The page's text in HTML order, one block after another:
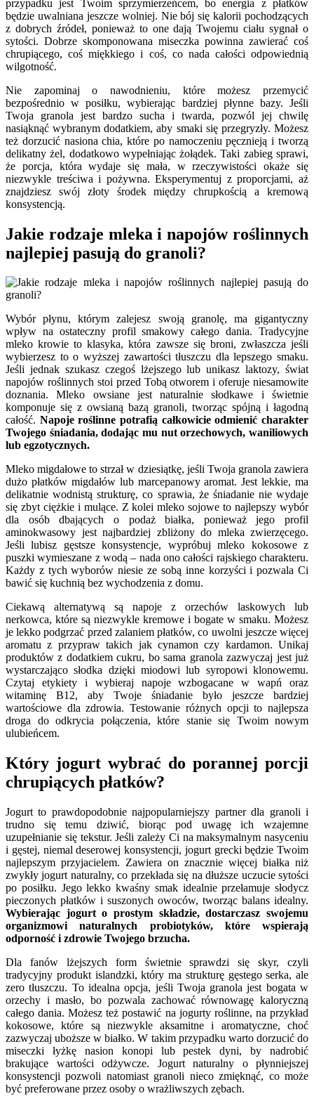
przypadku jest Twoim sprzymierzeńcem, bo energia z płatków
będzie uwalniana jeszcze wolniej. Nie bój się kalorii pochodzących
z dobrych źródeł, ponieważ to one dają Twojemu ciału sygnał o
sytości. Dobrze skomponowana miseczka powinna zawierać coś
chrupiącego, coś miękkiego i coś, co nada całości odpowiednią
wilgotność.
Nie zapominaj o nawodnieniu, które możesz przemycić
bezpośrednio w posiłku, wybierając bardziej płynne bazy. Jeśli
Twoja granola jest bardzo sucha i twarda, pozwól jej chwilę
nasiąknąć wybranym dodatkiem, aby smaki się przegryzły. Możesz
też dorzucić nasiona chia, które po namoczeniu pęcznieją i tworzą
delikatny żel, dodatkowo wypełniając żołądek. Taki zabieg sprawi,
że porcja, która wydaje się mała, w rzeczywistości okaże się
niezwykle treściwa i pożywna. Eksperymentuj z proporcjami, aż
znajdziesz swój złoty środek między chrupkością a kremową
konsystencją.
Jakie rodzaje mleka i napojów roślinnych
najlepiej pasują do granoli?
Wybór płynu, którym zalejesz swoją granolę, ma gigantyczny
wpływ na ostateczny profil smakowy całego dania. Tradycyjne
mleko krowie to klasyka, która zawsze się broni, zwłaszcza jeśli
wybierzesz to o wyższej zawartości tłuszczu dla lepszego smaku.
Jeśli jednak szukasz czegoś lżejszego lub unikasz laktozy, świat
napojów roślinnych stoi przed Tobą otworem i oferuje niesamowite
doznania. Mleko owsiane jest naturalnie słodkawe i świetnie
komponuje się z owsianą bazą granoli, tworząc spójną i łagodną
całość. Napoje roślinne potrafią całkowicie odmienić charakter
Twojego śniadania, dodając mu nut orzechowych, waniliowych
lub egzotycznych.
Mleko migdałowe to strzał w dziesiątkę, jeśli Twoja granola zawiera
dużo płatków migdałów lub marcepanowy aromat. Jest lekkie, ma
delikatnie wodnistą strukturę, co sprawia, że śniadanie nie wydaje
się zbyt ciężkie i mulące. Z kolei mleko sojowe to najlepszy wybór
dla osób dbających o podaż białka, ponieważ jego profil
aminokwasowy jest najbardziej zbliżony do mleka zwierzęcego.
Jeśli lubisz gęstsze konsystencje, wypróbuj mleko kokosowe z
puszki wymieszane z wodą – nada ono całości rajskiego charakteru.
Każdy z tych wyborów niesie ze sobą inne korzyści i pozwala Ci
bawić się kuchnią bez wychodzenia z domu.
Ciekawą alternatywą są napoje z orzechów laskowych lub
nerkowca, które są niezwykle kremowe i bogate w smaku. Możesz
je lekko podgrzać przed zalaniem płatków, co uwolni jeszcze więcej
aromatu z przypraw takich jak cynamon czy kardamon. Unikaj
produktów z dodatkiem cukru, bo sama granola zazwyczaj jest już
wystarczająco słodka dzięki miodowi lub syropowi klonowemu.
Czytaj etykiety i wybieraj napoje wzbogacane w wapń oraz
witaminę B12, aby Twoje śniadanie było jeszcze bardziej
wartościowe dla zdrowia. Testowanie różnych opcji to najlepsza
droga do odkrycia połączenia, które stanie się Twoim nowym
ulubieńcem.
Który jogurt wybrać do porannej porcji
chrupiących płatków?
Jogurt to prawdopodobnie najpopularniejszy partner dla granoli i
trudno się temu dziwić, biorąc pod uwagę ich wzajemne
uzupełnianie się tekstur. Jeśli zależy Ci na maksymalnym nasyceniu
i gęstej, niemal deserowej konsystencji, jogurt grecki będzie Twoim
najlepszym przyjacielem. Zawiera on znacznie więcej białka niż
zwykły jogurt naturalny, co przekłada się na dłuższe uczucie sytości
po posiłku. Jego lekko kwaśny smak idealnie przełamuje słodycz
pieczonych płatków i suszonych owoców, tworząc balans idealny.
Wybierając jogurt o prostym składzie, dostarczasz swojemu
organizmowi naturalnych probiotyków, które wspierają
odporność i zdrowie Twojego brzucha.
Dla fanów lżejszych form świetnie sprawdzi się skyr, czyli
tradycyjny produkt islandzki, który ma strukturę gęstego serka, ale
zero tłuszczu. To idealna opcja, jeśli Twoja granola jest bogata w
orzechy i masło, bo pozwala zachować równowagę kaloryczną
całego dania. Możesz też postawić na jogurty roślinne, na przykład
kokosowe, które są niezwykle aksamitne i aromatyczne, choć
zazwyczaj uboższe w białko. W takim przypadku warto dorzucić do
miseczki łyżkę nasion konopi lub pestek dyni, by nadrobić
brakujące wartości odżywcze. Jogurt naturalny o płynniejszej
konsystencji pozwoli natomiast granoli nieco zmięknąć, co może
być preferowane przez osoby o wrażliwszych zębach.